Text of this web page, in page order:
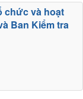
chức và hoạt
Ban Kiểm tra